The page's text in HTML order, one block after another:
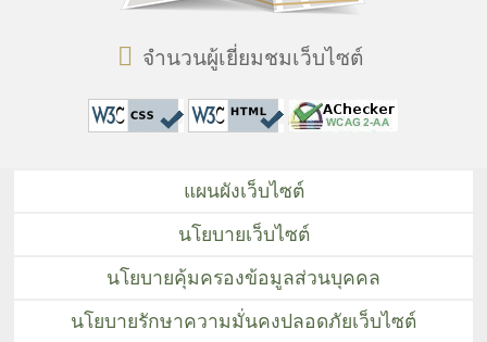
จำนวนผู้เยี่ยมชมเว็บไซต์
แผนผังเว็บไซต์
นโยบายเว็บไซต์
นโยบายคุ้มครองข้อมูลส่วนบุคคล
นโยบายรักษาความมั่นคงปลอดภัยเว็บไซต์